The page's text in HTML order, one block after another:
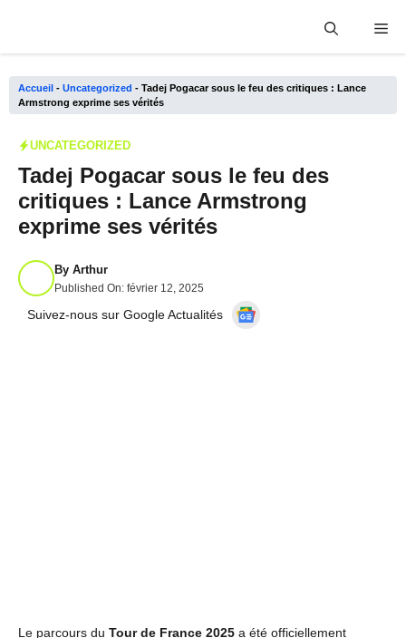
Accueil - Uncategorized - Tadej Pogacar sous le feu des critiques : Lance
Armstrong exprime ses vérités
UNCATEGORIZED
Tadej Pogacar sous le feu des
critiques : Lance Armstrong
exprime ses vérités
By Arthur
Published On: février 12, 2025
Suivez-nous sur Google Actualités
Le parcours du Tour de France 2025 a été officiellement